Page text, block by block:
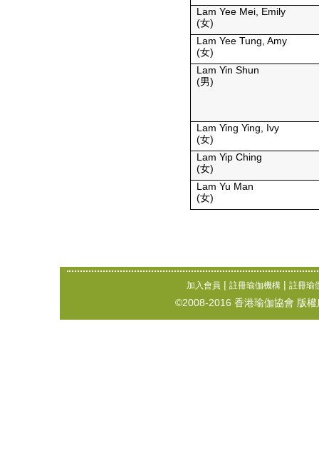
Lam Yee Mei, Emily
(女)
Lam Yee Tung, Amy
(女)
Lam Yin Shun
(男)
Lam Ying Ying, Ivy
(女)
Lam Yip Ching
(女)
Lam Yu Man
(女)
加入會員 | 註冊瑜伽機構 | 註冊瑜
©2008-2016 香港瑜伽協會 版